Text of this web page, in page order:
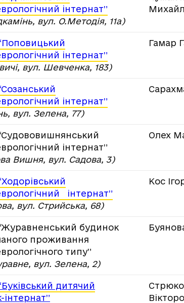
інтернат”
вул. О.Методія, 11а)
інтернат”
вул. Шевченка, 183)
Гамар
інтернат”
вул. Зелена, 77)
інтернат”
Вишня, вул. Садова, 3)
Олех
інтернат”
вул. Стрийська, 68)
Кос
будинок
проживання
типу”
вул. Зелена, 2)
дитячий